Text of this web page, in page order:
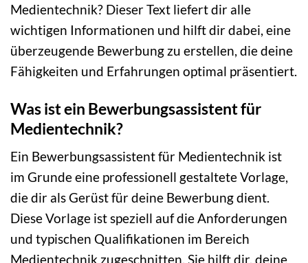
Medientechnik? Dieser Text liefert dir alle
wichtigen Informationen und hilft dir dabei, eine
überzeugende Bewerbung zu erstellen, die deine
Fähigkeiten und Erfahrungen optimal präsentiert.
Was ist ein Bewerbungsassistent für
Medientechnik?
Ein Bewerbungsassistent für Medientechnik ist
im Grunde eine professionell gestaltete Vorlage,
die dir als Gerüst für deine Bewerbung dient.
Diese Vorlage ist speziell auf die Anforderungen
und typischen Qualifikationen im Bereich
Medientechnik zugeschnitten. Sie hilft dir, deine